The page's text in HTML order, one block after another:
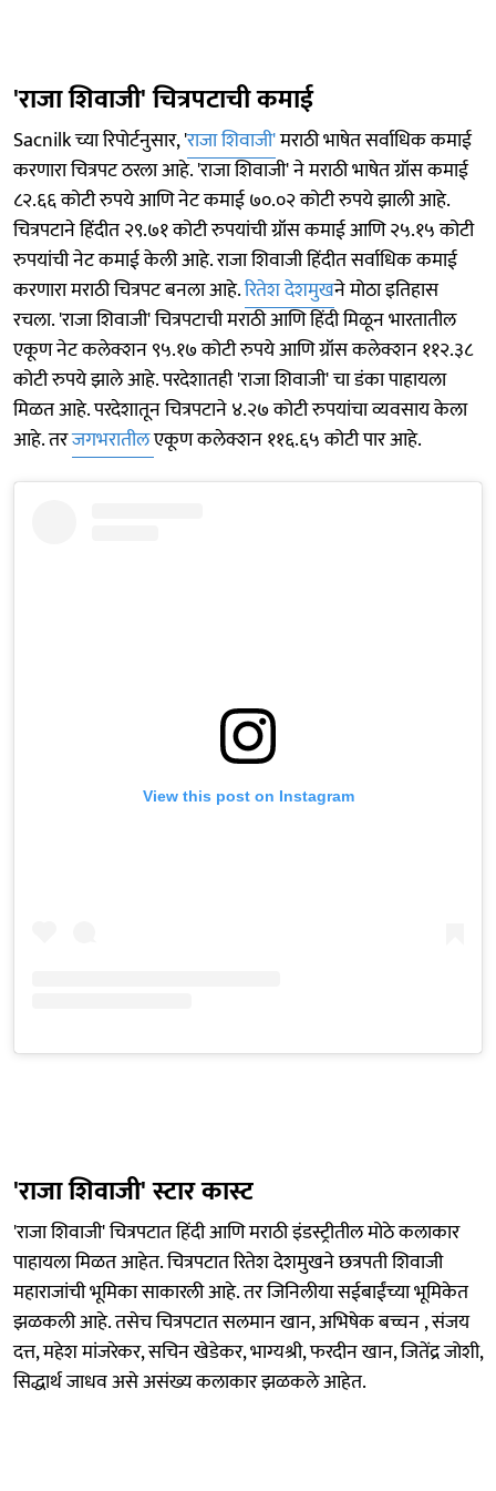
'राजा शिवाजी' चित्रपटाची कमाई
Sacnilk च्या रिपोर्टनुसार, 'राजा शिवाजी'मराठी भाषेत सर्वाधिक कमाई
करणारा चित्रपट ठरला आहे. 'राजा शिवाजी' ने मराठी भाषेत ग्रॉस कमाई
८२.६६ कोटी रुपये आणि नेट कमाई ७०.०२ कोटी रुपये झाली आहे.
चित्रपटाने हिंदीत २९.७१ कोटी रुपयांची ग्रॉस कमाई आणि २५.१५ कोटी
रुपयांची नेट कमाई केली आहे. राजा शिवाजी हिंदीत सर्वाधिक कमाई
करणारा मराठी चित्रपट बनला आहे.रितेश देशमुखने मोठा इतिहास
रचला. 'राजा शिवाजी' चित्रपटाची मराठी आणि हिंदी मिळून भारतातील
एकूण नेट कलेक्शन ९५.१७ कोटी रुपये आणि ग्रॉस कलेक्शन ११२.३८
कोटी रुपये झाले आहे. परदेशातही 'राजा शिवाजी' चा डंका पाहायला
मिळत आहे. परदेशातून चित्रपटाने ४.२७ कोटी रुपयांचा व्यवसाय केला
आहे. तरजगभरातीलएकूण कलेक्शन ११६.६५ कोटी पार आहे.
View this post on Instagram
'राजा शिवाजी' स्टार कास्ट
'राजा शिवाजी' चित्रपटात हिंदी आणि मराठी इंडस्ट्रीतील मोठे कलाकार
पाहायला मिळत आहेत. चित्रपटात रितेश देशमुखने छत्रपती शिवाजी
महाराजांची भूमिका साकारली आहे. तर जिनिलीया सईबाईंच्या भूमिकेत
झळकली आहे. तसेच चित्रपटात सलमान खान, अभिषेक बच्चन , संजय
दत्त, महेश मांजरेकर, सचिन खेडेकर, भाग्यश्री, फरदीन खान, जितेंद्र जोशी,
सिद्धार्थ जाधव असे असंख्य कलाकार झळकले आहेत.